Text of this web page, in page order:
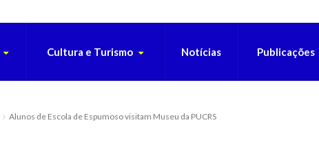
Cultura e Turismo Notícias Publicações
Alunos de Escola de Espumoso visitam Museu da PUCRS